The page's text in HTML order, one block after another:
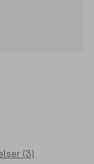
(3)